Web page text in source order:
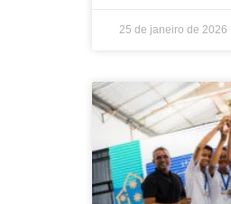
25 de janeiro de 2026